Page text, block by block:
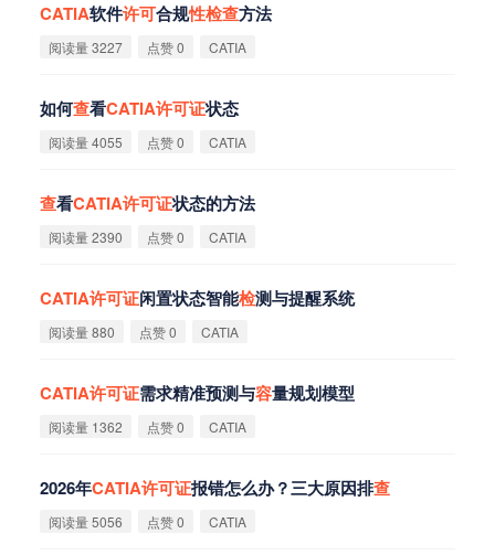
CATIA软件许可合规性检查方法
阅读量 3227 点赞 0 CATIA
如何查看CATIA许可证状态
阅读量 4055 点赞 0 CATIA
查看CATIA许可证状态的方法
阅读量 2390 点赞 0 CATIA
CATIA许可证闲置状态智能检测与提醒系统
阅读量 880 点赞 0 CATIA
CATIA许可证需求精准预测与容量规划模型
阅读量 1362 点赞 0 CATIA
2026年CATIA许可证报错怎么办？三大原因排查
阅读量 5056 点赞 0 CATIA